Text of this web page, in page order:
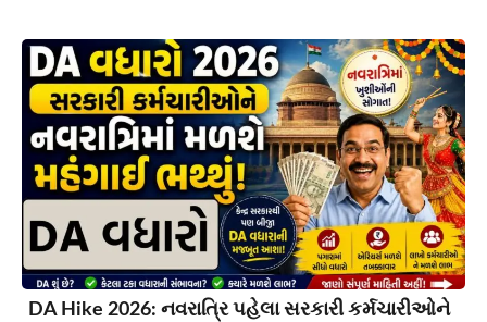
DA Hike 2026: નવરાત્રિ પહેલા સરકારી કર્મચારીઓને